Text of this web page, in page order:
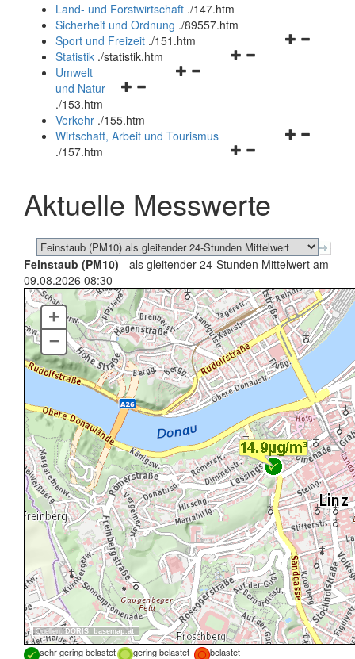
und
schließen
Land- und Forstwirtschaft ./147.htm
Sicherheit und Ordnung ./89557.htm
Navigationsmenü
Sport und Freizeit ./151.htm
Navigationsmenü
Statistik ./statistik.htm
Navigationsmenü
und
schließen
Umwelt
und Natur
./153.htm
Verkehr ./155.htm
Navigationsmenü
schließen
Wirtschaft, Arbeit und Tourismus
./157.htm
Aktuelle Messwerte
Feinstaub (PM10) - als gleitender 24-Stunden Mittelwert am
09.08.2026 08:30
Quellen:DORIS, basemap.at
+
–
sehr gering belastet gering belastet
belastet